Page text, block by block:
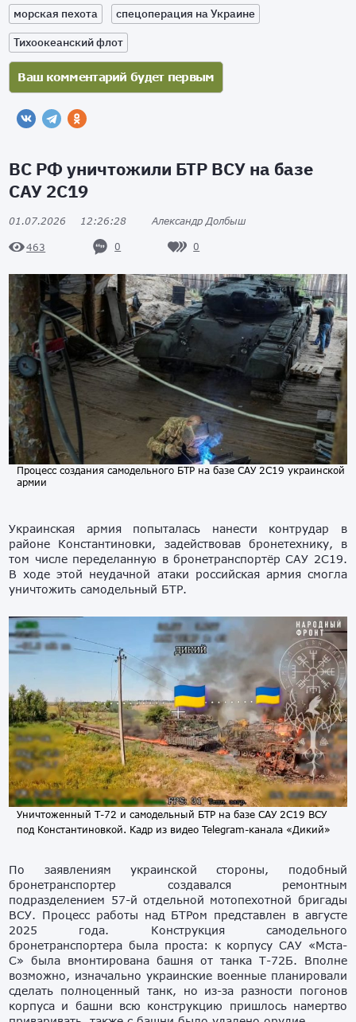
морская пехота
спецоперация на Украине
Тихоокеанский флот
ВС РФ уничтожили БТР ВСУ на базе
САУ 2С19
01.07.2026 12:26:28 Александр Долбыш
463 0 0
Процесс создания самодельного БТР на базе САУ 2С19 украинской
армии
Украинская армия попыталась нанести контрудар в
районе Константиновки, задействовав бронетехнику, в
том числе переделанную в бронетранспортёр САУ 2С19.
В ходе этой неудачной атаки российская армия смогла
уничтожить самодельный БТР.
Уничтоженный Т-72 и самодельный БТР на базе САУ 2С19 ВСУ
под Константиновкой. Кадр из видео Telegram-канала «Дикий»
По заявлениям украинской стороны, подобный
бронетранспортер создавался ремонтным
подразделением 57-й отдельной мотопехотной бригады
ВСУ. Процесс работы над БТРом представлен в августе
2025 года. Конструкция самодельного
бронетранспортера была проста: к корпусу САУ «Мста-
С» была вмонтирована башня от танка Т-72Б. Вполне
возможно, изначально украинские военные планировали
сделать полноценный танк, но из-за разности погонов
корпуса и башни всю конструкцию пришлось намертво